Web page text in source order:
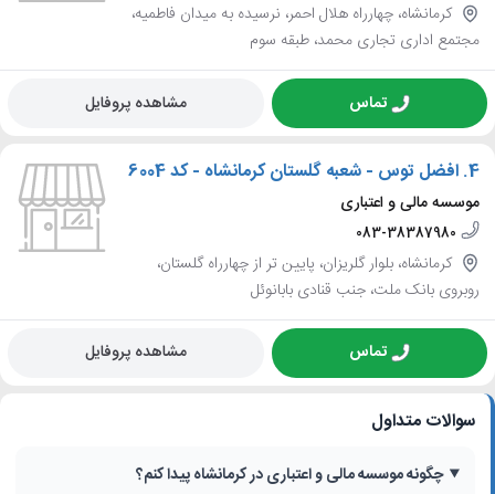
کرمانشاه، چهارراه هلال احمر، نرسیده به میدان فاطمیه،
مجتمع اداری تجاری محمد، طبقه سوم
تماس مشاهده پروفایل
4. افضل توس - شعبه گلستان کرمانشاه - کد 6004
موسسه مالی و اعتباری
083-38387980
کرمانشاه، بلوار گلریزان، پایین تر از چهارراه گلستان،
روبروی بانک ملت، جنب قنادی بابانوئل
تماس مشاهده پروفایل
سوالات متداول
چگونه موسسه مالی و اعتباری در کرمانشاه پیدا کنم؟